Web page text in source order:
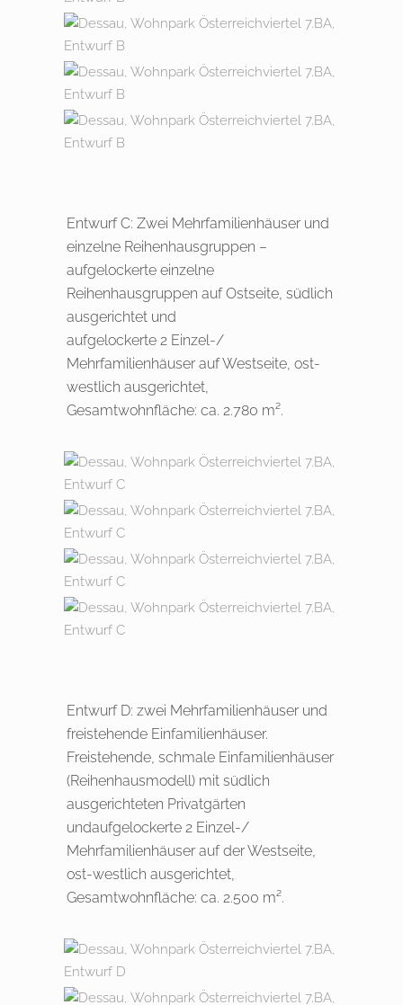
Entwurf C: Zwei Mehrfamilienhäuser und
einzelne Reihenhausgruppen –
aufgelockerte einzelne
Reihenhausgruppen auf Ostseite, südlich
ausgerichtet und
aufgelockerte 2 Einzel-/
Mehrfamilienhäuser auf Westseite, ost-
westlich ausgerichtet,
Gesamtwohnfläche: ca. 2.780 m².
Entwurf D: zwei Mehrfamilienhäuser und
freistehende Einfamilienhäuser.
Freistehende, schmale Einfamilienhäuser
(Reihenhausmodell) mit südlich
ausgerichteten Privatgärten
undaufgelockerte 2 Einzel-/
Mehrfamilienhäuser auf der Westseite,
ost-westlich ausgerichtet,
Gesamtwohnfläche: ca. 2.500 m².